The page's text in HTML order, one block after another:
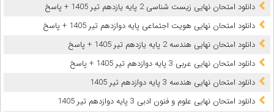
دانلود امتحان نهایی زیست شناسی 2 پایه یازدهم تیر 1405 + پاسخ
دانلود امتحان نهایی هویت اجتماعی پایه دوازدهم تیر 1405 + پاسخ
دانلود امتحان نهایی هندسه 2 پایه یازدهم تیر 1405 + پاسخ
دانلود امتحان نهایی عربی 3 پایه دوازدهم تیر 1405 + پاسخ
دانلود امتحان نهایی هندسه 3 پایه دوازدهم تیر 1405
دانلود امتحان نهایی علوم و فنون ادبی 3 پایه دوازدهم تیر 1405